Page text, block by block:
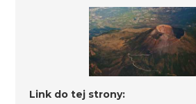
Link do tej strony: